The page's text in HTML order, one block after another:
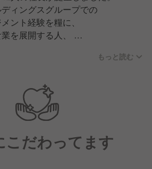
ィングスグループでの
ント経験を糧に、
を展開する人、
アプラン≫
、取り組むべき課題も多いです
様々な知識やスキルを
もっと読む
こだわってます